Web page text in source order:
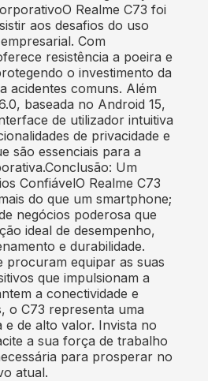
Realme C73 foi
aos desafios do uso
Com
resistência a poeira e
o investimento da
acidentes comuns. Além
baseada no Android 15,
de utilizador intuitiva
de privacidade e
são essenciais para a
Um
ConfiávelO Realme C73
do que um smartphone;
negócios poderosa que
ideal de desempenho,
e durabilidade.
procuram equipar as suas
que impulsionam a
a conectividade e
o C73 representa uma
e de alto valor. Invista no
a sua força de trabalho
para prosperar no
atual.